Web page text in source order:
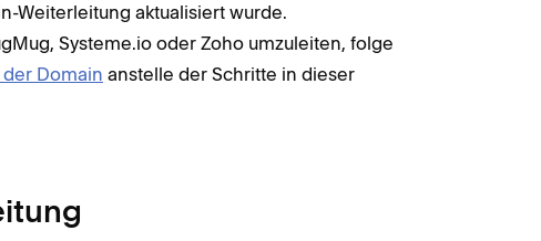
Weiterleitung aktualisiert wurde.
Systeme.io oder Zoho umzuleiten, folge
Domain anstelle der Schritte in dieser